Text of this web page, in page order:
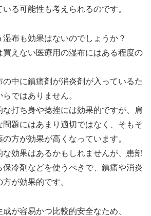
る可能性も考えられるのです。
布も効果はないのでしょうか？
買えない医療用の湿布にはある程度の
中に鎮痛剤が消炎剤が入っているた
ではありません。
打ち身や捻挫には効果的ですが、肩
問題にはあまり適切ではなく、そもそ
方が効果が高くなっています。
効果はあるかもしれませんが、患部
保冷剤などを使うべきで、鎮痛や消炎
が効果的です。
が容易かつ比較的安全なため、